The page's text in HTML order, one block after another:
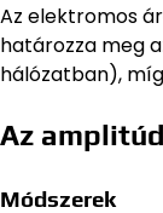
Az elektromos
határozza meg
hálózatban),
Az
Módszerek